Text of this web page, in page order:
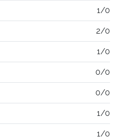
1/0
2/0
1/0
0/0
0/0
1/0
1/0